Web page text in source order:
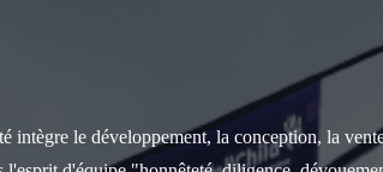
intègre le développement, la conception, la